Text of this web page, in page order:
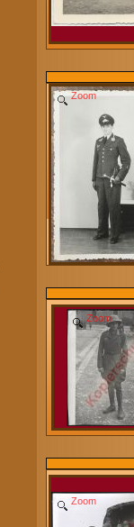
Zoom
Zoom
Zoom